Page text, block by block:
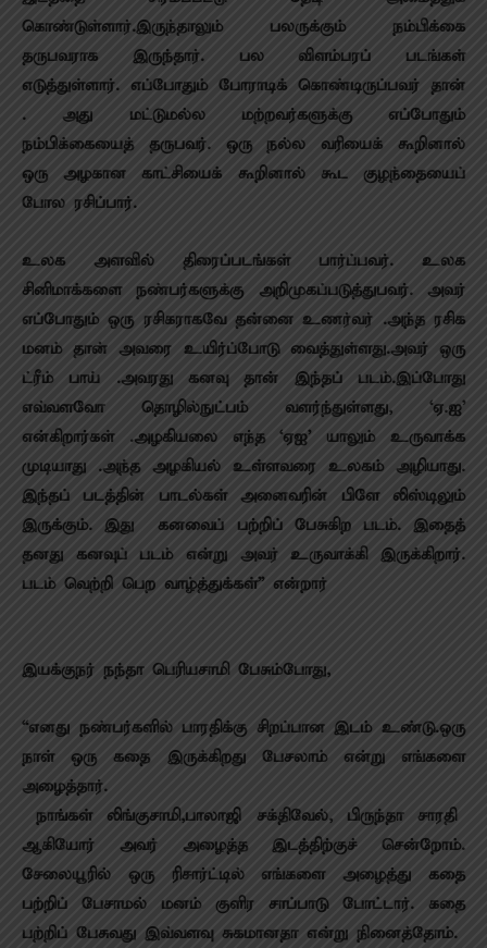
கொண்டுள்ளார்.இருந்தாலும் பலருக்கும் நம்பிக்கை
தருபவராக இருந்தார். பல விளம்பரப் படங்கள்
எடுத்துள்ளார். எப்போதும் போராடிக் கொண்டிருப்பவர் தான்
. அது மட்டுமல்ல மற்றவர்களுக்கு எப்போதும்
நம்பிக்கையைத் தருபவர். ஒரு நல்ல வரியைக் கூறினால்
ஒரு அழகான காட்சியைக் கூறினால் கூட குழந்தையைப்
போல ரசிப்பார்.
உலக அளவில் திரைப்படங்கள் பார்ப்பவர். உலக
சினிமாக்களை நண்பர்களுக்கு அறிமுகப்படுத்துபவர். அவர்
எப்போதும் ஒரு ரசிகராகவே தன்னை உணர்வர் .அந்த ரசிக
மனம் தான் அவரை உயிர்ப்போடு வைத்துள்ளது.அவர் ஒரு
ட்ரீம் பாய் .அவரது கனவு தான் இந்தப் படம்.இப்போது
எவ்வளவோ தொழில்நுட்பம் வளர்ந்துள்ளது, ‘ஏ.ஐ’
என்கிறார்கள் .அழகியலை எந்த ‘ஏஐ’ யாலும் உருவாக்க
முடியாது .அந்த அழகியல் உள்ளவரை உலகம் அழியாது.
இந்தப் படத்தின் பாடல்கள் அனைவரின் பிளே லிஸ்டிலும்
இருக்கும். இது கனவைப் பற்றிப் பேசுகிற படம். இதைத்
தனது கனவுப் படம் என்று அவர் உருவாக்கி இருக்கிறார்.
படம் வெற்றி பெற வாழ்த்துக்கள்” என்றார்
இயக்குநர் நந்தா பெரியசாமி பேசும்போது,
“எனது நண்பர்களில் பாரதிக்கு சிறப்பான இடம் உண்டு.ஒரு
நாள் ஒரு கதை இருக்கிறது பேசலாம் என்று எங்களை
அழைத்தார்.
நாங்கள் லிங்குசாமி,பாலாஜி சக்திவேல், பிருந்தா சாரதி
ஆகியோர் அவர் அழைத்த இடத்திற்குச் சென்றோம்.
சேலையூரில் ஒரு ரிசார்ட்டில் எங்களை அழைத்து கதை
பற்றிப் பேசாமல் மனம் குளிர சாப்பாடு போட்டார். கதை
பற்றிப் பேசுவது இவ்வளவு சுகமானதா என்று நினைத்தோம்.